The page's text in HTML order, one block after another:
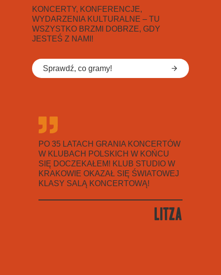
KONCERTY, KONFERENCJE,
WYDARZENIA KULTURALNE – TU
WSZYSTKO BRZMI DOBRZE, GDY
JESTEŚ Z NAMI!
Sprawdź, co gramy!
PO 35 LATACH GRANIA KONCERTÓW
W KLUBACH POLSKICH W KOŃCU
SIĘ DOCZEKAŁEM! KLUB STUDIO W
KRAKOWIE OKAZAŁ SIĘ ŚWIATOWEJ
KLASY SALĄ KONCERTOWĄ!
Litza